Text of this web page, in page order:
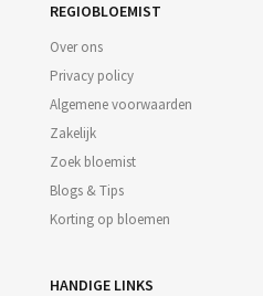
REGIOBLOEMIST
Over ons
Privacy policy
Algemene voorwaarden
Zakelijk
Zoek bloemist
Blogs & Tips
Korting op bloemen
HANDIGE LINKS